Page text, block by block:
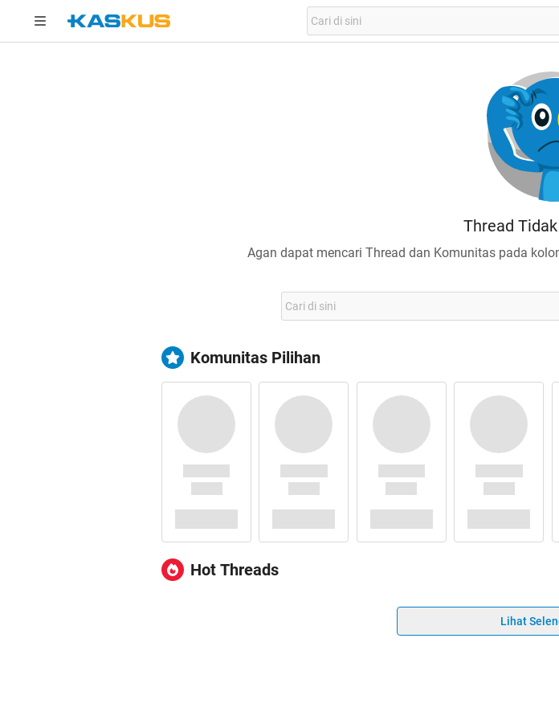
Thread
Agan dapat mencari Thread dan Komunitas pada
Komunitas Pilihan
Hot Threads
Lihat